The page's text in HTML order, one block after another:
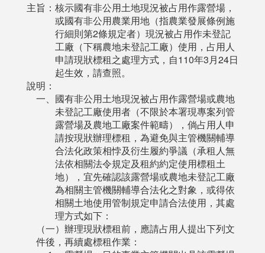
主旨：核示國有非公用土地現況被占用作露營場，
或國有非公用農業用地（指農業發展條例施
行細則第2條規定者）現況被占用作未登記
工廠（下稱農地未登記工廠）使用，占用人
申請現狀標租之處理方式，自110年3月24日
起生效，請查照。
說明：
一、國有非公用土地現況被占用作露營場或農地
未登記工廠使用者（不限於本署現專案列管
露營場及農地工廠案件範疇），倘占用人申
請按現狀辦理標租，為避免與主管機關輔導
合法化政策相悖及衍生履約爭議（承租人無
法依相關法令規定及租約約定使用標租土
地），宜先確認該露營場或農地未登記工廠
為相關主管機關輔導合法化之對象，或得依
相關土地使用管制規定申請合法使用，其處
理方式如下：
（一）辦理現狀標租前，應請占用人提出下列文
件後，再續處標租作業：